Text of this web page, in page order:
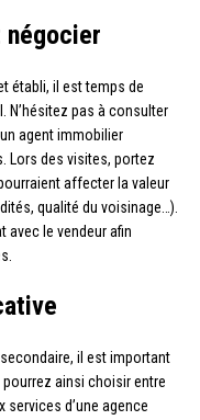
négocier
établi, il est temps de
N’hésitez pas à consulter
agent immobilier
Lors des visites, portez
affecter la valeur
qualité du voisinage…).
avec le vendeur afin
il est important
ainsi choisir entre
d’une agence